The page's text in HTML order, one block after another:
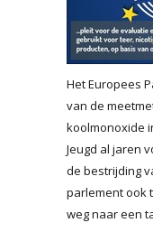
Het Europees
van de
koolmonoxide
Jeugd al jaren
de bestrijding
parlement ook
weg naar een